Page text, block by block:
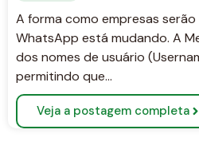
A forma como empresas
WhatsApp está mudando. A
dos nomes de usuário
permitindo que…
Veja a postagem completa